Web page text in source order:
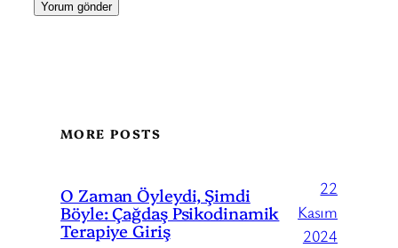
MORE POSTS
O Zaman Öyleydi, Şimdi
Böyle: Çağdaş Psikodinamik
Terapiye Giriş
22
Kasım
2024